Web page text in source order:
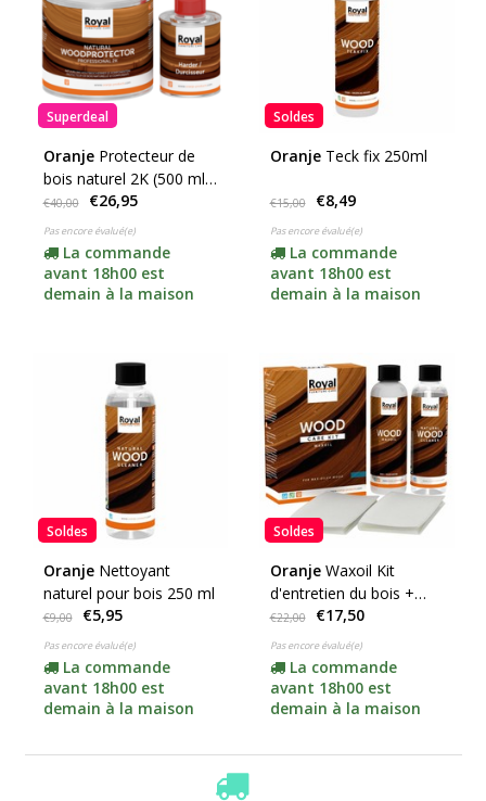
Superdeal
Oranje Protecteur de
bois naturel 2K (500 ml,
plus dur)
€40,00 €26,95
Pas encore évalué(e)
La commande
avant 18h00 est
demain à la maison
Soldes
Oranje Teck fix 250ml
€15,00 €8,49
Pas encore évalué(e)
La commande
avant 18h00 est
demain à la maison
Soldes
Oranje Nettoyant
naturel pour bois 250 ml
€9,00 €5,95
Pas encore évalué(e)
La commande
avant 18h00 est
demain à la maison
Soldes
Oranje Waxoil Kit
d'entretien du bois +
Nettoyant 2x250ml
€22,00 €17,50
Pas encore évalué(e)
La commande
avant 18h00 est
demain à la maison